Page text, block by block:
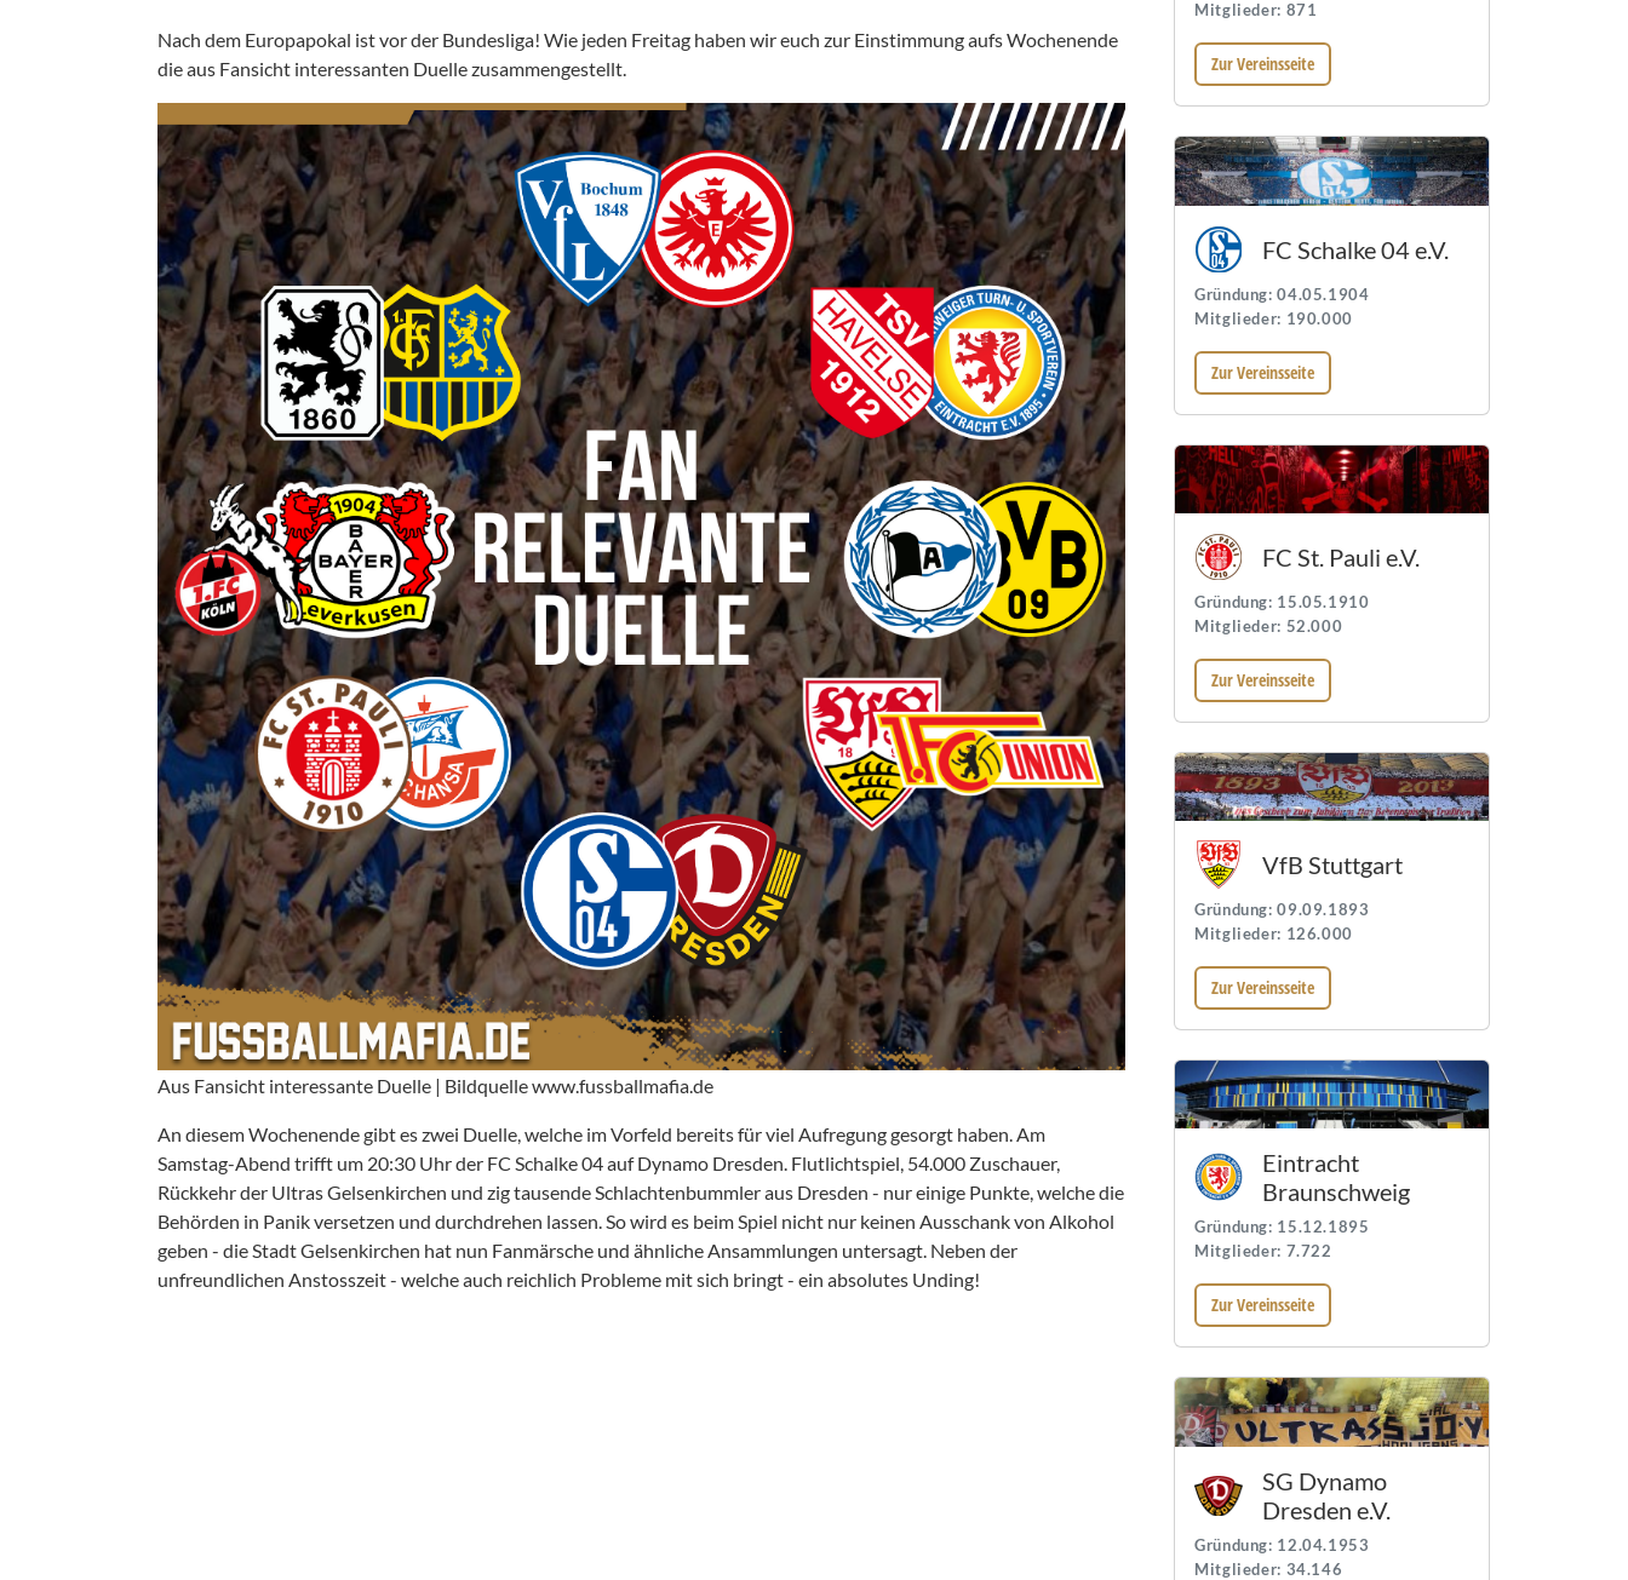
Nach dem Europapokal ist vor der Bundesliga! Wie jeden Freitag haben wir euch zur Einstimmung aufs Wochenende
die aus Fansicht interessanten Duelle zusammengestellt.
Aus Fansicht interessante Duelle | Bildquelle www.fussballmafia.de
An diesem Wochenende gibt es zwei Duelle, welche im Vorfeld bereits für viel Aufregung gesorgt haben. Am
Samstag-Abend trifft um 20:30 Uhr der FC Schalke 04 auf Dynamo Dresden. Flutlichtspiel, 54.000 Zuschauer,
Rückkehr der Ultras Gelsenkirchen und zig tausende Schlachtenbummler aus Dresden - nur einige Punkte, welche die
Behörden in Panik versetzen und durchdrehen lassen. So wird es beim Spiel nicht nur keinen Ausschank von Alkohol
geben - die Stadt Gelsenkirchen hat nun Fanmärsche und ähnliche Ansammlungen untersagt. Neben der
unfreundlichen Anstosszeit - welche auch reichlich Probleme mit sich bringt - ein absolutes Unding!
Mitglieder: 871
Zur Vereinsseite
FC Schalke 04 e.V.
Gründung: 04.05.1904
Mitglieder: 190.000
Zur Vereinsseite
FC St. Pauli e.V.
Gründung: 15.05.1910
Mitglieder: 52.000
Zur Vereinsseite
VfB Stuttgart
Gründung: 09.09.1893
Mitglieder: 126.000
Zur Vereinsseite
Eintracht
Braunschweig
Gründung: 15.12.1895
Mitglieder: 7.722
Zur Vereinsseite
SG Dynamo
Dresden e.V.
Gründung: 12.04.1953
Mitglieder: 34.146